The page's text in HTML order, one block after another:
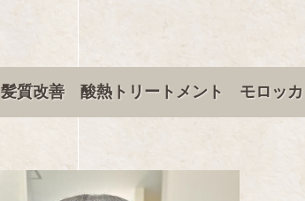
改善 酸熱トリートメント モロッカ